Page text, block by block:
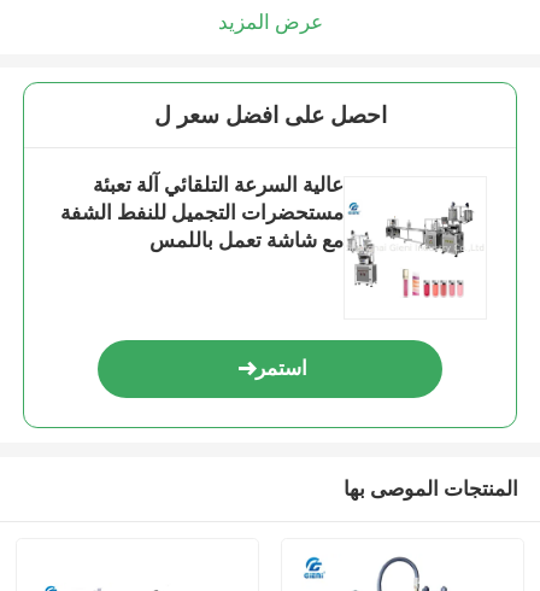
عرض المزيد
احصل على افضل سعر ل
عالية السرعة التلقائي آلة تعبئة
مستحضرات التجميل للنفط الشفة
مع شاشة تعمل باللمس
استمر
المنتجات الموصى بها